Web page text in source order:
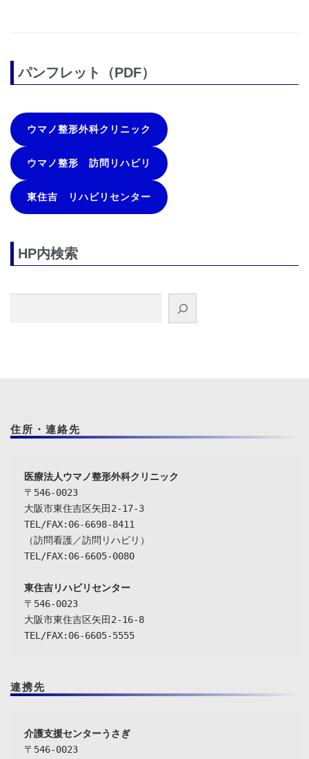
パンフレット（PDF）
ウマノ整形外科クリニック
ウマノ整形 訪問リハビリ
東住吉 リハビリセンター
HP内検索
住所・連絡先
〒546-0023
大阪市東住吉区矢田2-17-3
TEL/FAX:06-6698-8411
（訪問看護／訪問リハビリ）
TEL/FAX:06-6605-0080
東住吉リハビリセンター
〒546-0023
大阪市東住吉区矢田2-16-8
TEL/FAX:06-6605-5555
連携先
介護支援センターうさぎ
〒546-0023